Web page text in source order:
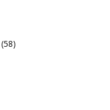
(58)